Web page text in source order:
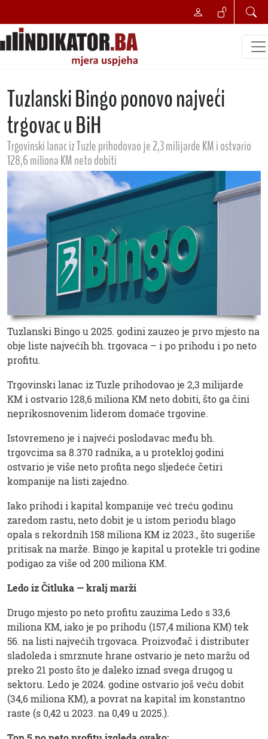
Tuzlanski Bingo ponovo najveći
trgovac u BiH
Trgovinski lanac iz Tuzle prihodovao je 2,3 milijarde KM i ostvario
128,6 miliona KM neto dobiti
Tuzlanski Bingo u 2025. godini zauzeo je prvo mjesto na
obje liste najvećih bh. trgovaca – i po prihodu i po neto
profitu.
Trgovinski lanac iz Tuzle prihodovao je 2,3 milijarde
KM i ostvario 128,6 miliona KM neto dobiti, što ga čini
neprikosnovenim liderom domaće trgovine.
Istovremeno je i najveći poslodavac među bh.
trgovcima sa 8.370 radnika, a u protekloj godini
ostvario je više neto profita nego sljedeće četiri
kompanije na listi zajedno.
Iako prihodi i kapital kompanije već treću godinu
zaredom rastu, neto dobit je u istom periodu blago
opala s rekordnih 158 miliona KM iz 2023., što sugeriše
pritisak na marže. Bingo je kapital u protekle tri godine
podigao za više od 200 miliona KM.
Ledo iz Čitluka — kralj marži
Drugo mjesto po neto profitu zauzima Ledo s 33,6
miliona KM, iako je po prihodu (157,4 miliona KM) tek
56. na listi najvećih trgovaca. Proizvođač i distributer
sladoleda i smrznute hrane ostvario je neto maržu od
preko 21 posto što je daleko iznad svega drugog u
sektoru. Ledo je 2024. godine ostvario još veću dobit
(34,6 miliona KM), a povrat na kapital im konstantno
raste (s 0,42 u 2023. na 0,49 u 2025.).